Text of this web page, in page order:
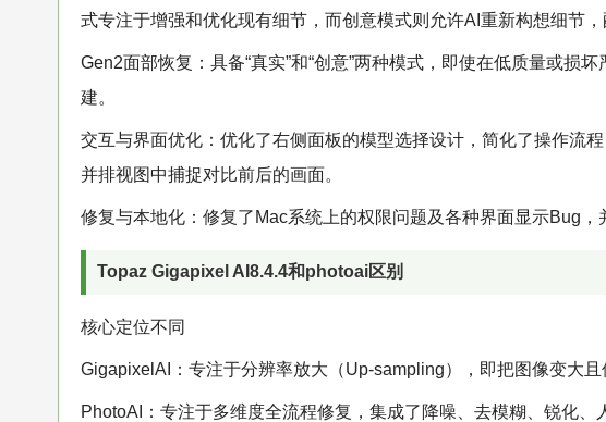
式专注于增强和优化现有细节，而创意模式则允许AI重新构想细节
Gen2面部恢复：具备“真实”和“创意”两种模式，即使在低质量或损
建。
交互与界面优化：优化了右侧面板的模型选择设计，简化了操作流
并排视图中捕捉对比前后的画面。
修复与本地化：修复了Mac系统上的权限问题及各种界面显示Bug
Topaz Gigapixel AI8.4.4和photoai区别
核心定位不同
GigapixelAI：专注于分辨率放大（Up-sampling），即把图像变大且
PhotoAI：专注于多维度全流程修复，集成了降噪、去模糊、锐化